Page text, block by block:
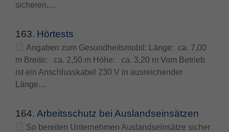
sicheren,…
163. Hörtests
Angaben zum Gesundheitsmobil: Länge: ca. 7,00
m Breite: ca. 2,50 m Höhe: ca. 3,20 m Vom Betrieb
ist ein Anschlusskabel 230 V in ausreichender
Länge…
164. Arbeitsschutz bei Auslandseinsätzen
So bereiten Unternehmen Auslandseinsätze sicher
Anbieter php
Laufzeit Ende der Sitzung
Zweck